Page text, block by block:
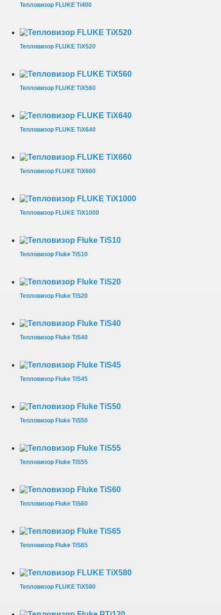
Тепловизор FLUKE Ti400
Тепловизор FLUKE TiX520
Тепловизор FLUKE TiX560
Тепловизор FLUKE TiX640
Тепловизор FLUKE TiX660
Тепловизор FLUKE TiX1000
Тепловизор Fluke TiS10
Тепловизор Fluke TiS20
Тепловизор Fluke TiS40
Тепловизор Fluke TiS45
Тепловизор Fluke TiS50
Тепловизор Fluke TiS55
Тепловизор Fluke TiS60
Тепловизор Fluke TiS65
Тепловизор FLUKE TiX580